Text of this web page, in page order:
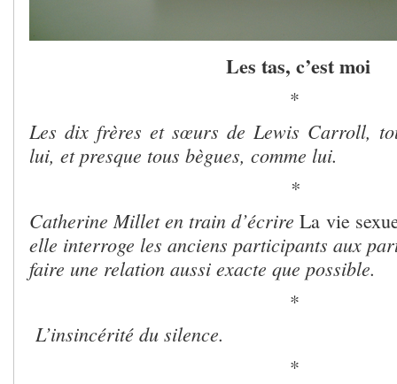
Les tas, c’est moi
*
Les dix frères et sœurs de Lewis Carroll,
lui, et presque tous bègues, comme lui.
*
Catherine Millet en train d’écrireLa vie
elle interroge les anciens participants aux
faire une relation aussi exacte que possible.
*
L’insincérité du silence.
*